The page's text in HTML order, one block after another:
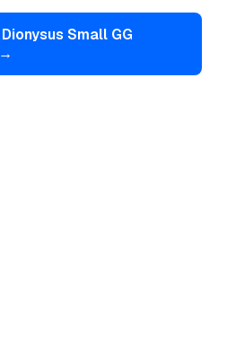
Dionysus Small GG
→